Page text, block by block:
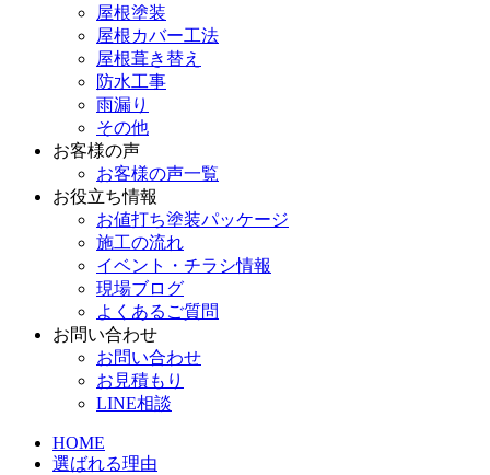
屋根塗装
屋根カバー工法
屋根葺き替え
防水工事
雨漏り
その他
お客様の声
お客様の声一覧
お役立ち情報
お値打ち塗装パッケージ
施工の流れ
イベント・チラシ情報
現場ブログ
よくあるご質問
お問い合わせ
お問い合わせ
お見積もり
LINE相談
HOME
選ばれる理由